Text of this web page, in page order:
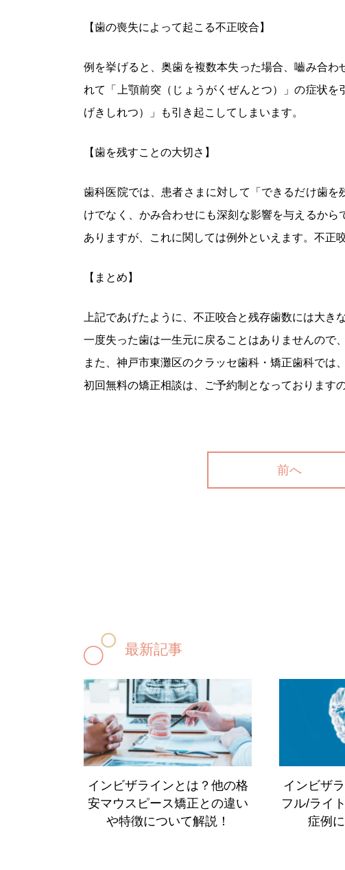
【歯の喪失によって起こる不正咬合】
例を挙げると、奥歯を複数本失った場合、嚙み合
れて「上顎前突（じょうがくぜんとつ）」の症状
げきしれつ）」も引き起こしてしまいます。
【歯を残すことの大切さ】
歯科医院では、患者さまに対して「できるだけ歯
けでなく、かみ合わせにも深刻な影響を与えるか
ありますが、これに関しては例外といえます。不正
【まとめ】
上記であげたように、不正咬合と残存歯数には大
一度失った歯は一生元に戻ることはありませんので
また、神戸市東灘区のクラッセ歯科・矯正歯科では
初回無料の矯正相談は、ご予約制となっております
前へ
最新記事
インビザラインとは？他の格
安マウスピース矯正との違い
や特徴について解説！
インビザ
フル/ライ
症例